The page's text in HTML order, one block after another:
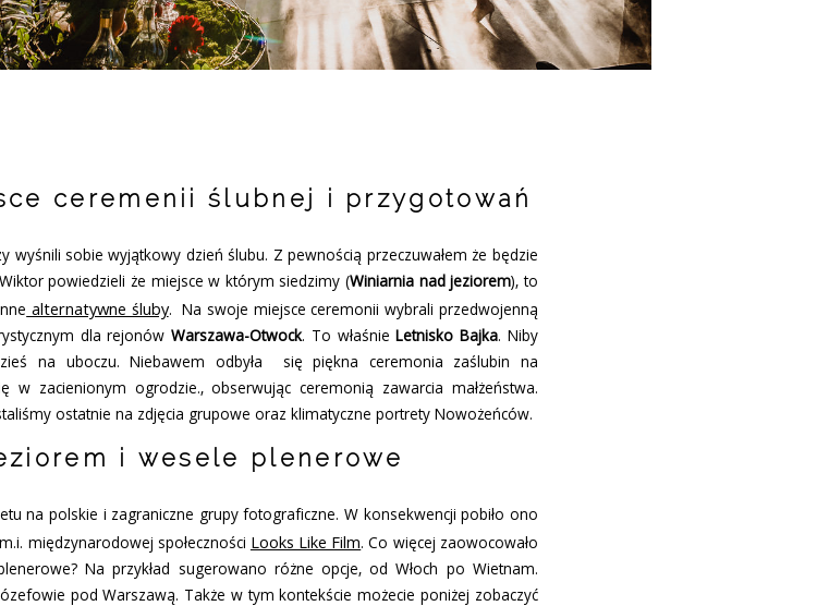
ceremenii ślubnej i przygotowań
wyśnili sobie wyjątkowy dzień ślubu. Z pewnością przeczuwałem że będzie
powiedzieli że miejsce w którym siedzimy (Winiarnia nad jeziorem), to
alternatywne śluby. Na swoje miejsce ceremonii wybrali przedwojenną
dla rejonówWarszawa-Otwock. To właśnieLetnisko Bajka. Niby
na uboczu. Niebawem odbyła się piękna ceremonia zaślubin na
zacienionym ogrodzie., obserwując ceremonią zawarcia małżeństwa.
ostatnie na zdjęcia grupowe oraz klimatyczne portrety Nowożeńców.
i wesele plenerowe
na polskie i zagraniczne grupy fotograficzne. W konsekwencji pobiło ono
międzynarodowej społeczności Looks Like Film. Co więcej zaowocowało
Na przykład sugerowano różne opcje, od Włoch po Wietnam.
pod Warszawą. Także w tym kontekście możecie poniżej zobaczyć